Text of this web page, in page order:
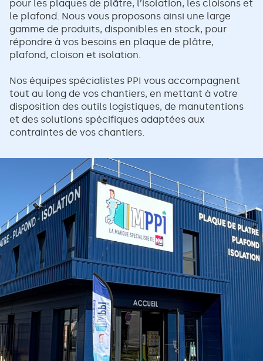
pour les plaques de plâtre, l’isolation, les cloisons et
le plafond. Nous vous proposons ainsi une large
gamme de produits, disponibles en stock, pour
répondre à vos besoins en plaque de plâtre,
plafond, cloison et isolation.
Nos équipes spécialistes PPI vous accompagnent
tout au long de vos chantiers, en mettant à votre
disposition des outils logistiques, de manutentions
et des solutions spécifiques adaptées aux
contraintes de vos chantiers.